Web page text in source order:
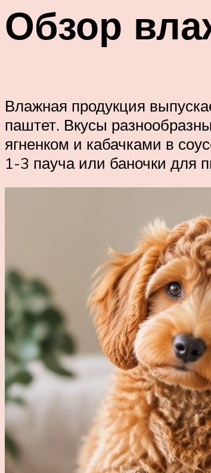
Обзор
Влажная продукция
паштет. Вкусы
ягненком и кабачками в
1-3 пауча или баночки для